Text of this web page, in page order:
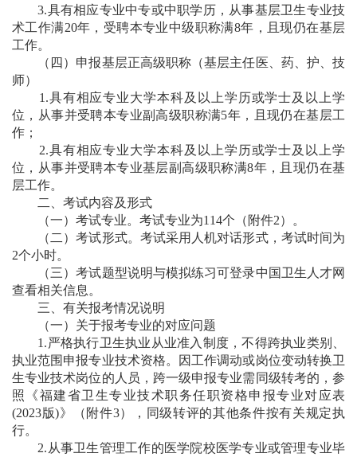
3.具有相应专业中专或中职学历，从事基层卫生专业技
术工作满20年，受聘本专业中级职称满8年，且现仍在基层
工作。
（四）申报基层正高级职称（基层主任医、药、护、技
师）
1.具有相应专业大学本科及以上学历或学士及以上学
位，从事并受聘本专业副高级职称满5年，且现仍在基层工
作；
2.具有相应专业大学本科及以上学历或学士及以上学
位，从事并受聘本专业基层副高级职称满8年，且现仍在基
层工作。
二、考试内容及形式
（一）考试专业。考试专业为114个（附件2）。
（二）考试形式。考试采用人机对话形式，考试时间为
2个小时。
（三）考试题型说明与模拟练习可登录中国卫生人才网
查看相关信息。
三、有关报考情况说明
（一）关于报考专业的对应问题
1.严格执行卫生执业从业准入制度，不得跨执业类别、
执业范围申报专业技术资格。因工作调动或岗位变动转换卫
生专业技术岗位的人员，跨一级申报专业需同级转考的，参
照《福建省卫生专业技术职务任职资格申报专业对应表
(2023版)》（附件3），同级转评的其他条件按有关规定执
行。
2.从事卫生管理工作的医学院校医学专业或管理专业毕